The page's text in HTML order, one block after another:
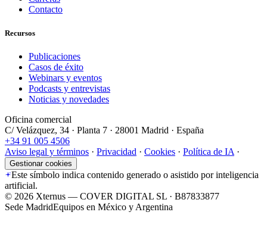
Contacto
Recursos
Publicaciones
Casos de éxito
Webinars y eventos
Podcasts y entrevistas
Noticias y novedades
Oficina comercial
C/ Velázquez, 34 · Planta 7 · 28001 Madrid · España
+34 91 005 4506
Aviso legal y términos · Privacidad · Cookies · Política de IA ·
Gestionar cookies
Este símbolo indica contenido generado o asistido por inteligencia
artificial.
© 2026 Xternus — COVER DIGITAL SL · B87833877
Sede MadridEquipos en México y Argentina